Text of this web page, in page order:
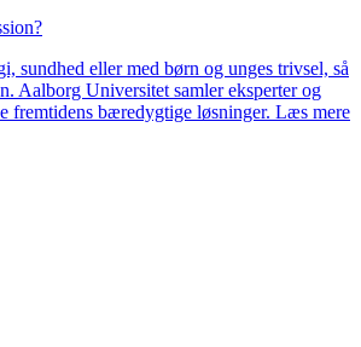
sundhed eller med børn og unges trivsel, så
Aalborg Universitet samler eksperter og
fremtidens bæredygtige løsninger. Læs mere